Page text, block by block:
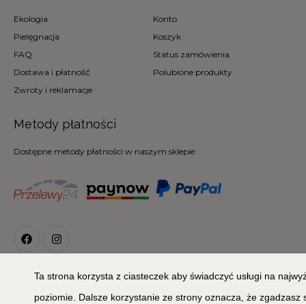
Ekologia
Pielęgnacja
FAQ
Dostawa i płatność
Zwroty i reklamacje
Konto
Koszyk
Status zamówienia
Polubione produkty
Metody płatności
Dostępne metody płatności w naszym sklepie:
Copyright 2020 © MIŁA ODMIANA. All Rights Reserved
Ta strona korzysta z ciasteczek aby świadczyć usługi na
poziomie. Dalsze korzystanie ze strony oznacza, że zgadzasz